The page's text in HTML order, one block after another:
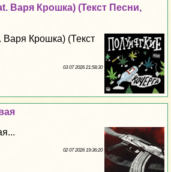
Варя Крошка) (Текст Песни,
Крошка) (Текст
03 07 2026 21:58:30
02 07 2026 19:36:20